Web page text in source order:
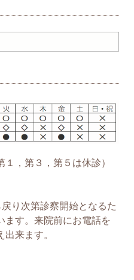
，第３，第５は休診）
り次第診察開始となるた
ます。来院前にお電話を
来ます。